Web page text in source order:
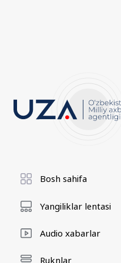
Bosh sahifa
Yangiliklar lentasi
Audio xabarlar
Ruknlar